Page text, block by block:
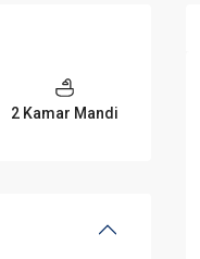
2 Kamar Mandi